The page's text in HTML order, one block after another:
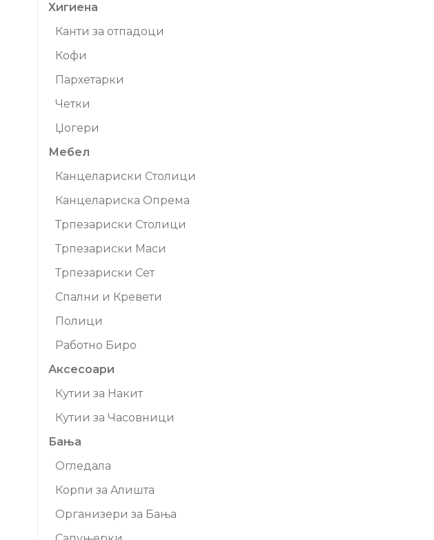
Хигиена
Канти за отпадоци
Кофи
Пархетарки
Четки
Џогери
Мебел
Канцелариски Столици
Канцелариска Опрема
Трпезариски Столици
Трпезариски Маси
Трпезариски Сет
Спални и Кревети
Полици
Работно Биро
Аксесоари
Кутии за Накит
Кутии за Часовници
Бања
Огледала
Корпи за Aлишта
Организери за Бања